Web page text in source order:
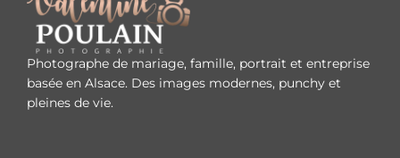
Photographe de mariage, famille, portrait et entreprise
basée en Alsace. Des images modernes, punchy et
pleines de vie.